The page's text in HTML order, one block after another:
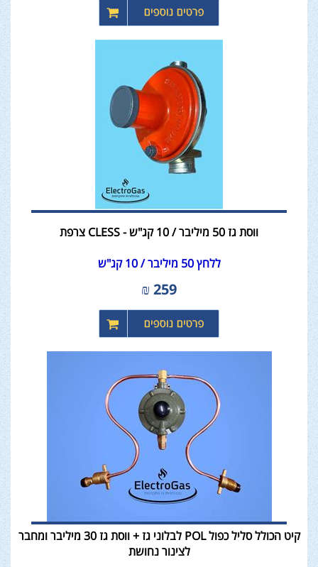
ווסת גז 50 מיליבר / 10 קג"ש - CLESS צרפת
ללחץ 50 מיליבר / 10 קג"ש
259
₪
קיט הכולל סליל כפול POL לבלוני גז + ווסת גז 30 מיליבר ומחבר
לצינור נחושת